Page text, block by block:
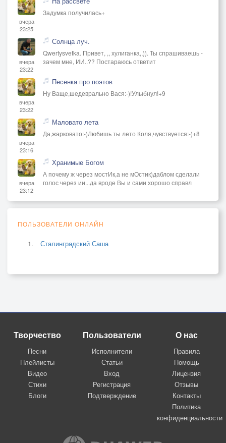
Иногда так хочется верить,
Но за каждой — лишь стена,
И в груди тишина.
Мир стоит на пороге!
Я пройду все дороги!
Не нужны мне карманы.
Шарлатан...
Уходи...
Я сам...
Найду...
Дороги...
вчера
23:25
Задумка получилась+
вчера
23:22
Солнца луч.
Qwertysvetka. Привет, ,, хулиганка,,)). Ты спрашиваешь -
зачем мне, ИИ..?? Постараюсь ответит
вчера
23:22
Песенка про поэтов
Ну Ваще,шедеврально Вася:-)!Улыбнул!+9
вчера
23:16
Маловато лета
Да,жарковато:-)Любишь ты лето Коля,чувствуется:-)+8
вчера
23:12
Хранимые Богом
А почему ж через мостИк,а не мОстик)даблом сделали
голос через ии...да вроде Вы и сами хорошо справл
ПОЛЬЗОВАТЕЛИ ОНЛАЙН
Сталинградский Саша
Творчество
Песни
Плейлисты
Видео
Стихи
Блоги
Пользователи
Исполнители
Статьи
Вход
Регистрация
Подтверждение
О нас
Правила
Помощь
Лицензия
Отзывы
Контакты
Политика
конфиденциальности